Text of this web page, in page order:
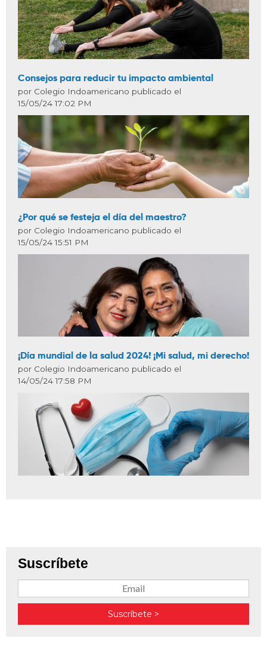
Consejos para reducir tu impacto ambiental
por Colegio Indoamericano publicado el
15/05/24 17:02 PM
¿Por qué se festeja el día del maestro?
por Colegio Indoamericano publicado el
15/05/24 15:51 PM
¡Día mundial de la salud 2024! ¡Mi salud, mi derecho!
por Colegio Indoamericano publicado el
14/05/24 17:58 PM
Suscríbete